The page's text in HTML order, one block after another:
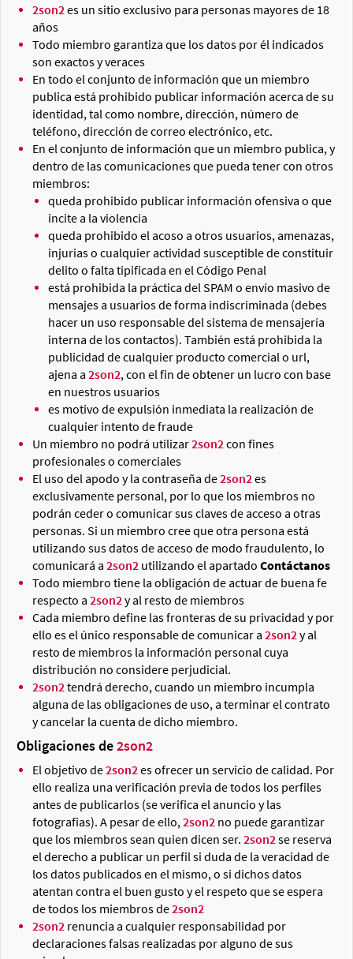
2son2 es un sitio exclusivo para personas mayores de 18
años
Todo miembro garantiza que los datos por él indicados
son exactos y veraces
En todo el conjunto de información que un miembro
publica está prohibido publicar información acerca de su
identidad, tal como nombre, dirección, número de
teléfono, dirección de correo electrónico, etc.
En el conjunto de información que un miembro publica, y
dentro de las comunicaciones que pueda tener con otros
miembros:
queda prohibido publicar información ofensiva o que
incite a la violencia
queda prohibido el acoso a otros usuarios, amenazas,
injurias o cualquier actividad susceptible de constituir
delito o falta tipificada en el Código Penal
está prohibida la práctica del SPAM o envío masivo de
mensajes a usuarios de forma indiscriminada (debes
hacer un uso responsable del sistema de mensajería
interna de los contactos). También está prohibida la
publicidad de cualquier producto comercial o url,
ajena a 2son2, con el fin de obtener un lucro con base
en nuestros usuarios
es motivo de expulsión inmediata la realización de
cualquier intento de fraude
Un miembro no podrá utilizar2son2 con fines
profesionales o comerciales
El uso del apodo y la contraseña de2son2 es
exclusivamente personal, por lo que los miembros no
podrán ceder o comunicar sus claves de acceso a otras
personas. Si un miembro cree que otra persona está
utilizando sus datos de acceso de modo fraudulento, lo
comunicará a 2son2 utilizando el apartado Contáctanos
Todo miembro tiene la obligación de actuar de buena fe
respecto a 2son2 y al resto de miembros
Cada miembro define las fronteras de su privacidad y por
ello es el único responsable de comunicar a 2son2 y al
resto de miembros la información personal cuya
distribución no considere perjudicial.
2son2 tendrá derecho, cuando un miembro incumpla
alguna de las obligaciones de uso, a terminar el contrato
y cancelar la cuenta de dicho miembro.
Obligaciones de2son2
El objetivo de2son2 es ofrecer un servicio de calidad. Por
ello realiza una verificación previa de todos los perfiles
antes de publicarlos (se verifica el anuncio y las
fotografias). A pesar de ello, 2son2 no puede garantizar
que los miembros sean quien dicen ser. 2son2 se reserva
el derecho a publicar un perfil si duda de la veracidad de
los datos publicados en el mismo, o si dichos datos
atentan contra el buen gusto y el respeto que se espera
de todos los miembros de2son2
2son2 renuncia a cualquier responsabilidad por
declaraciones falsas realizadas por alguno de sus